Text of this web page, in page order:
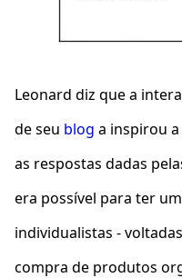
Leonard diz que a
de seu blog a inspirou a
as respostas dadas
era possível para ter
individualistas -
compra de produtos